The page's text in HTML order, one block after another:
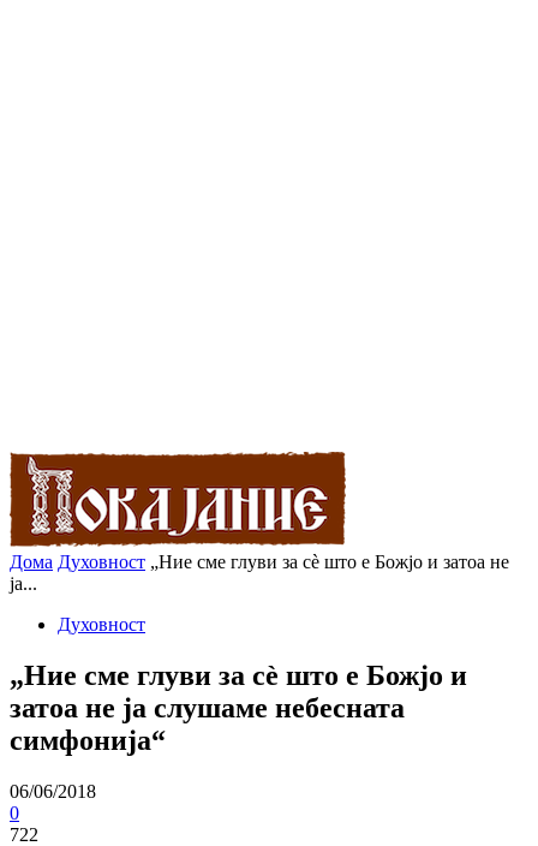
Дома Духовност „Ние сме глуви за сѐ што е Божјо и затоа не
ја...
Духовност
„Ние сме глуви за сѐ што е Божјо и
затоа не ја слушаме небесната
симфонија“
06/06/2018
0
722